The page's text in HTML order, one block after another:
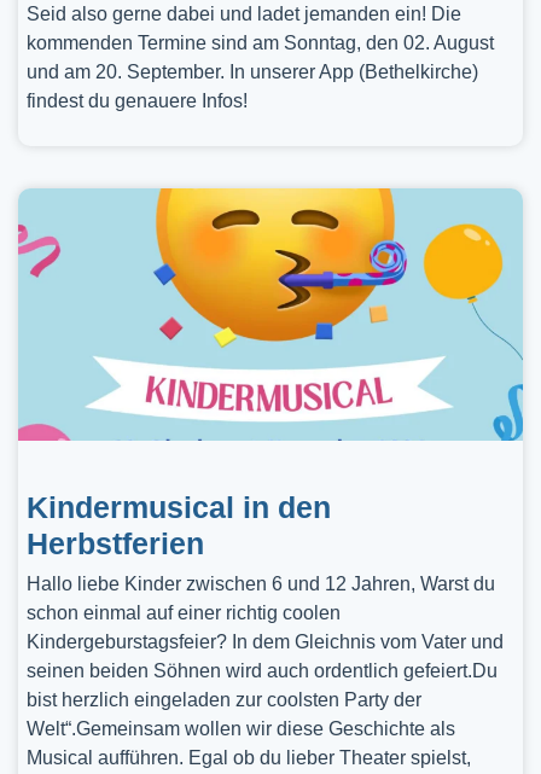
Seid also gerne dabei und ladet jemanden ein! Die
kommenden Termine sind am Sonntag, den 02. August
und am 20. September. In unserer App (Bethelkirche)
findest du genauere Infos!
Kindermusical in den
Herbstferien
Hallo liebe Kinder zwischen 6 und 12 Jahren, Warst du
schon einmal auf einer richtig coolen
Kindergeburstagsfeier? In dem Gleichnis vom Vater und
seinen beiden Söhnen wird auch ordentlich gefeiert.Du
bist herzlich eingeladen zur coolsten Party der
Welt“.Gemeinsam wollen wir diese Geschichte als
Musical aufführen. Egal ob du lieber Theater spielst,